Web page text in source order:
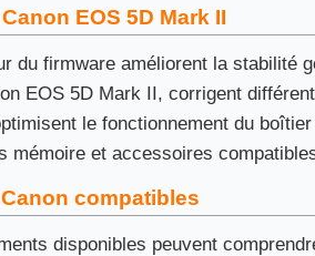
EOS 5D Mark II
du firmware améliorent la stabilité
EOS 5D Mark II, corrigent
le fonctionnement du
mémoire et accessoires
compatibles
disponibles peuvent